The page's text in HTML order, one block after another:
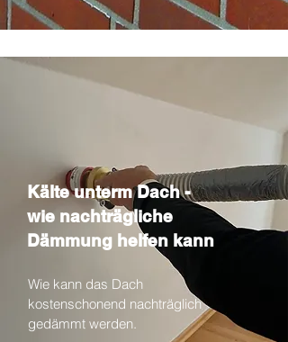
Kälte unterm Dach -
wie nachträgliche
Dämmung helfen kann
Wie kann das Dach
kostenschonend nachträglich
gedämmt werden.